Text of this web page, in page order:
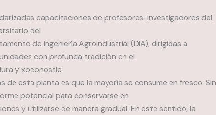
capacitaciones de profesores-investigadores del
del
de Ingeniería Agroindustrial (DIA), dirigidas a
con profunda tradición en el
y xoconostle.
de esta planta es que la mayoría se consume en fresco. Sin
potencial para conservarse en
y utilizarse de manera gradual. En este sentido, la